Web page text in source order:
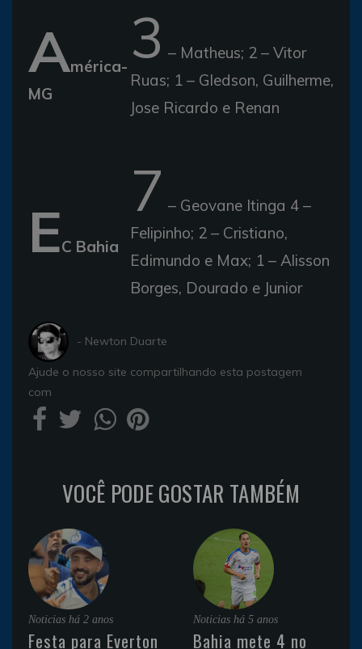
América-
MG
3 – Matheus; 2 – Vitor
Ruas; 1 – Gledson, Guilherme,
Jose Ricardo e Renan
EC Bahia
7 – Geovane Itinga 4 –
Felipinho; 2 – Cristiano,
Edimundo e Max; 1 – Alisson
Borges, Dourado e Junior
- Newton Duarte
Ajude o nosso site compartilhando esta postagem
com
VOCÊ PODE GOSTAR TAMBÉM
Noticias há 2 anos
Festa para Everton
Noticias há 5 anos
Bahia mete 4 no